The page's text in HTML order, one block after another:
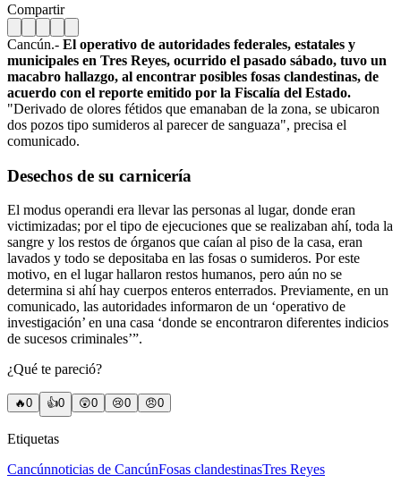
Compartir
Cancún.- El operativo de autoridades federales, estatales y
municipales en Tres Reyes, ocurrido el pasado sábado, tuvo un
macabro hallazgo, al encontrar posibles fosas clandestinas, de
acuerdo con el reporte emitido por la Fiscalía del Estado.
"Derivado de olores fétidos que emanaban de la zona, se ubicaron
dos pozos tipo sumideros al parecer de sanguaza", precisa el
comunicado.
Desechos de su carnicería
El modus operandi era llevar las personas al lugar, donde eran
victimizadas; por el tipo de ejecuciones que se realizaban ahí, toda la
sangre y los restos de órganos que caían al piso de la casa, eran
lavados y todo se depositaba en las fosas o sumideros. Por este
motivo, en el lugar hallaron restos humanos, pero aún no se
determina si ahí hay cuerpos enteros enterrados. Previamente, en un
comunicado, las autoridades informaron de un ‘operativo de
investigación’ en una casa ‘donde se encontraron diferentes indicios
de sucesos criminales’”.
¿Qué te pareció?
🔥0 👍0 😲0 😢0 😠0
Etiquetas
Cancúnnoticias de CancúnFosas clandestinasTres Reyes